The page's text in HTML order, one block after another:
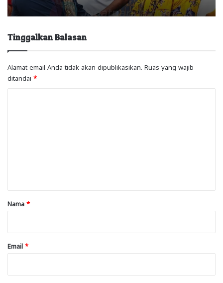
Tinggalkan Balasan
Alamat email Anda tidak akan dipublikasikan. Ruas yang wajib
ditandai *
rNama *
Email *